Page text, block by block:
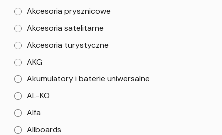
Akcesoria prysznicowe
Akcesoria satelitarne
Akcesoria turystyczne
AKG
Akumulatory i baterie uniwersalne
AL-KO
Alfa
Allboards